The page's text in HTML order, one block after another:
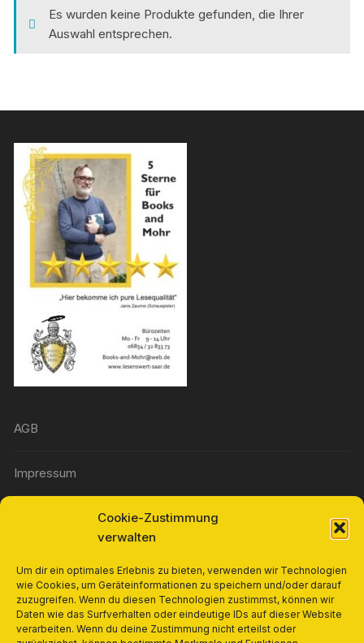
Cookie-Zustimmung
verwalten
Um dir ein optimales Erlebnis zu bieten, verwenden wir Technologien
wie Cookies, um Geräteinformationen zu speichern und/oder darauf
zuzugreifen. Wenn du diesen Technologien zustimmst, können wir
Daten wie das Surfverhalten oder eindeutige IDs auf dieser Website
verarbeiten. Wenn du deine Zustimmung nicht erteilst oder
Es wurden keine Produkte gefunden, die Ihrer
Auswahl entsprechen.
AGB
Impressum
Widerrufsbelehrung
Cookie-Richtlinie (EU)